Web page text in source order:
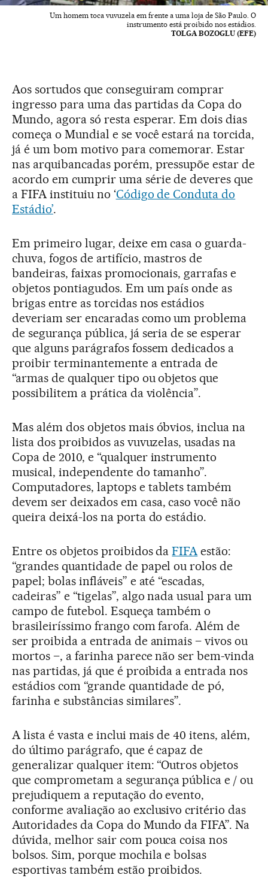
Um homem toca vuvuzela em frente a uma loja de São Paulo. O
instrumento está proibido nos estádios.
TOLGA BOZOGLU (EFE)
Aos sortudos que conseguiram comprar
ingresso para uma das partidas da Copa do
Mundo, agora só resta esperar. Em dois dias
começa o Mundial e se você estará na torcida,
já é um bom motivo para comemorar. Estar
nas arquibancadas porém, pressupõe estar de
acordo em cumprir uma série de deveres que
a FIFA instituiu no ‘Código de Conduta do
Estádio’.
Em primeiro lugar, deixe em casa o guarda-
chuva, fogos de artifício, mastros de
bandeiras, faixas promocionais, garrafas e
objetos pontiagudos. Em um país onde as
brigas entre as torcidas nos estádios
deveriam ser encaradas como um problema
de segurança pública, já seria de se esperar
que alguns parágrafos fossem dedicados a
proibir terminantemente a entrada de
“armas de qualquer tipo ou objetos que
possibilitem a prática da violência”.
Mas além dos objetos mais óbvios, inclua na
lista dos proibidos as vuvuzelas, usadas na
Copa de 2010, e “qualquer instrumento
musical, independente do tamanho”.
Computadores, laptops e tablets também
devem ser deixados em casa, caso você não
queira deixá-los na porta do estádio.
Entre os objetos proibidos daFIFAestão:
“grandes quantidade de papel ou rolos de
papel; bolas infláveis” e até “escadas,
cadeiras” e “tigelas”, algo nada usual para um
campo de futebol. Esqueça também o
brasileiríssimo frango com farofa. Além de
ser proibida a entrada de animais – vivos ou
mortos –, a farinha parece não ser bem-vinda
nas partidas, já que é proibida a entrada nos
estádios com “grande quantidade de pó,
farinha e substâncias similares”.
A lista é vasta e inclui mais de 40 itens, além,
do último parágrafo, que é capaz de
generalizar qualquer item: “Outros objetos
que comprometam a segurança pública e / ou
prejudiquem a reputação do evento,
conforme avaliação ao exclusivo critério das
Autoridades da Copa do Mundo da FIFA”. Na
dúvida, melhor sair com pouca coisa nos
bolsos. Sim, porque mochila e bolsas
esportivas também estão proibidos.